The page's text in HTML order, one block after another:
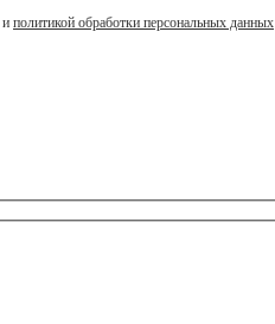
и политикой обработки персональных данных